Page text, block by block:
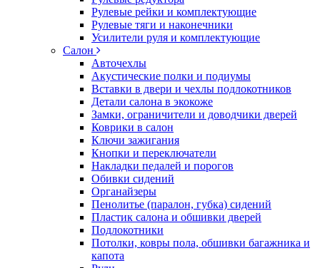
Рулевые рейки и комплектующие
Рулевые тяги и наконечники
Усилители руля и комплектующие
Салон
Авточехлы
Акустические полки и подиумы
Вставки в двери и чехлы подлокотников
Детали салона в экокоже
Замки, ограничители и доводчики дверей
Коврики в салон
Ключи зажигания
Кнопки и переключатели
Накладки педалей и порогов
Обивки сидений
Органайзеры
Пенолитье (паралон, губка) сидений
Пластик салона и обшивки дверей
Подлокотники
Потолки, ковры пола, обшивки багажника и
капота